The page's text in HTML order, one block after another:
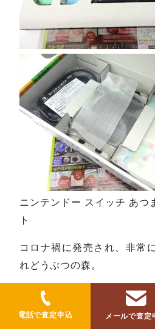
ニンテンドー スイッチ あつ
ト
コロナ禍に発売され、非常
れどうぶつの森。
そのデザインで発売された
非常にかわいらしいデザイ
電話で査定申込 メールで査定